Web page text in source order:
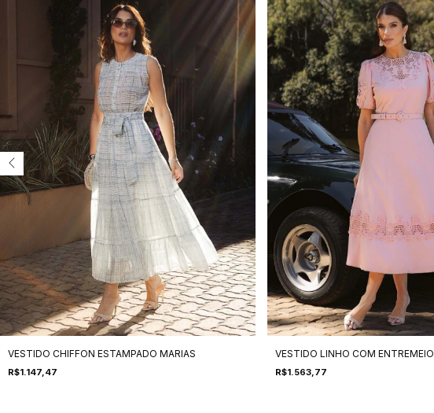
VESTIDO CHIFFON ESTAMPADO MARIAS
R$1.147,47
VESTIDO LINHO COM ENTREMEIO
R$1.563,77